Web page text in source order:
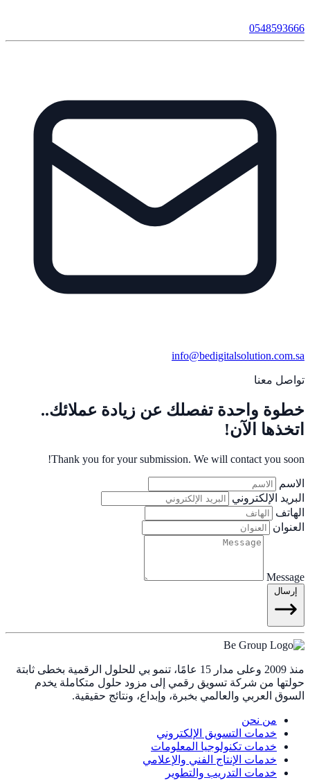
0548593666
info@bedigitalsolution.com.sa
تواصل معنا
خطوة واحدة تفصلك عن زيادة عملائك..
اتخذها الآن!
Thank you for your submission. We will contact you soon!
الاسم
البريد الإلكتروني
الهاتف
العنوان
Message
إرسال
منذ 2009 وعلى مدار 15 عامًا، تنمو بي للحلول الرقمية بخطى ثابتة
حولتها من شركة تسويق رقمي إلى مزود حلول متكاملة يخدم
السوق العربي والعالمي بخبرة، وإبداع، ونتائج حقيقية.
من نحن
خدمات التسويق الإلكتروني
خدمات تكنولوجيا المعلومات
خدمات الإنتاج الفني والإعلامي
خدمات التدريب والتطوير